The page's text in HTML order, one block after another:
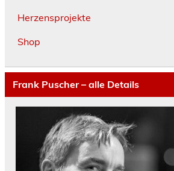
Herzensprojekte
Shop
Frank Puscher – alle Details